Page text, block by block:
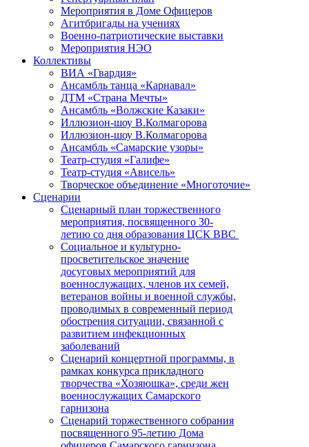
Мероприятия в Доме Офицеров
Агитбригады на учениях
Военно-патриотические выставки
Мероприятия НЭО
Коллективы
ВИА «Гвардия»
Ансамбль танца «Карнавал»
ДТМ «Страна Мечты»
Ансамбль «Волжские Казаки»
Иллюзион-шоу В.Колмагорова
Иллюзион-шоу В.Колмагорова
Ансамбль «Самарские узоры»
Театр-студия «Галифе»
Театр-студия «Ависель»
Творческое объединение «Многоточие»
Сценарии
Сценарный план торжественного
мероприятия, посвященного 30-
летию со дня образования ЦСК ВВС
Социальное и культурно-
просветительское значение
досуговых мероприятий для
военнослужащих, членов их семей,
ветеранов войны и военной службы,
проводимых в современный период
обострения ситуации, связанной с
развитием инфекционных
заболеваний
Сценарий концертной программы, в
рамках конкурса прикладного
творчества «Хозяюшка», среди жен
военнослужащих Самарского
гарнизона
Сценарий торжественного собрания
посвященного 95-летию Дома